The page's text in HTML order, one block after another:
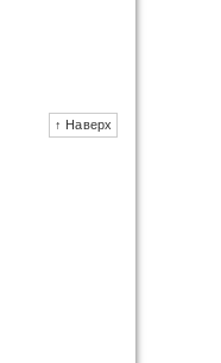
↑ Наверх